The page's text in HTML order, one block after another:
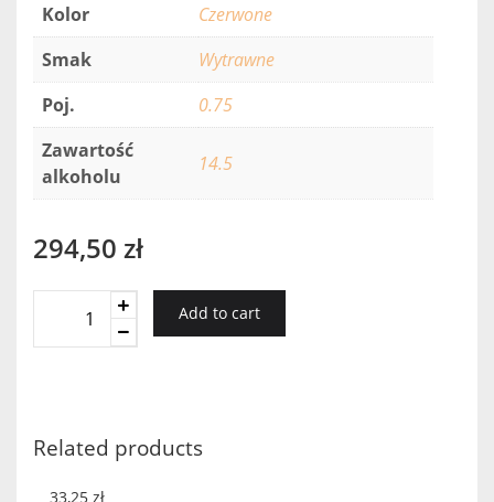
Kolor
Czerwone
Smak
Wytrawne
Poj.
0.75
Zawartość
alkoholu
14.5
294,50 zł
Brunello
quantity
Add to cart
Related products
33,25 zł